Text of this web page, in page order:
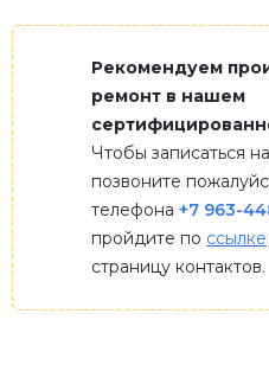
Рекомендуем
ремонт в нашем
Чтобы записаться
позвоните
телефона +7 963-
пройдите по ссылке
страницу контактов.